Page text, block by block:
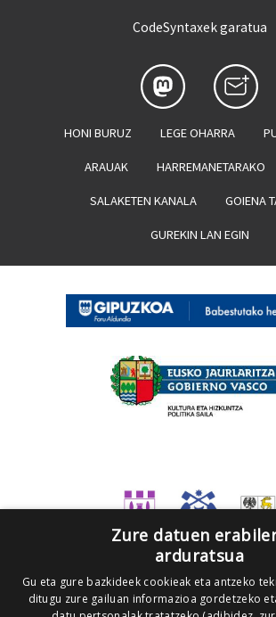
CodeSyntaxek garatua
HONI BURUZ LEGE OHARRA
ARAUAK HARREMANETARAKO
SALAKETEN KANALA GOIENA
GUREKIN LAN EGIN
Zure datuen
arduratsua
Gu eta gure bazkideek cookieak eta antzeko
ditugu zure gailuan informazioa gordetzeko